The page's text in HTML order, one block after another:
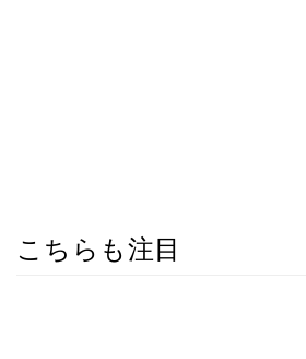
こちらも注目